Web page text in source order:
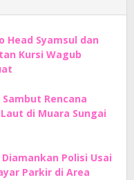
Head Syamsul dan
Kursi Wagub
Rencana
di Muara Sungai
Polisi Usai
Parkir di Area